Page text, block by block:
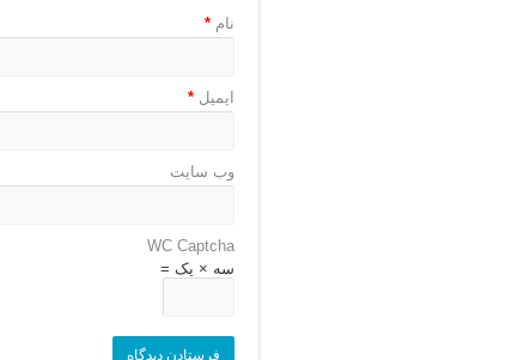
نام*
ایمیل*
وب‌ سایت
WC Captcha
سه × یک =